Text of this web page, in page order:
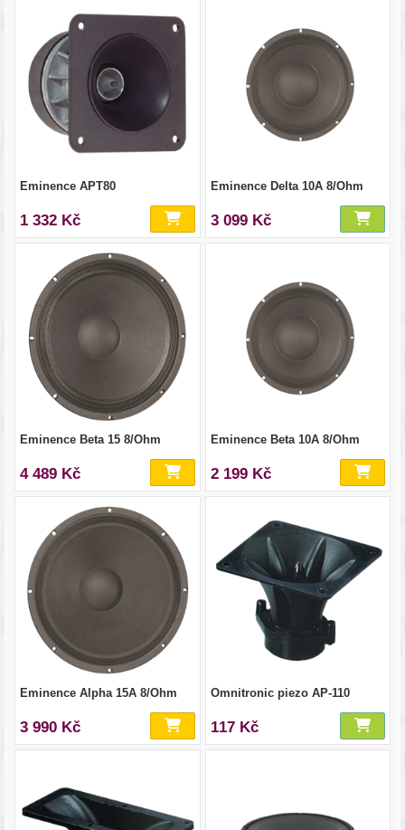
Eminence APT80
1 332 Kč
Eminence Delta 10A 8/Ohm
3 099 Kč
Eminence Beta 15 8/Ohm
4 489 Kč
Eminence Beta 10A 8/Ohm
2 199 Kč
Eminence Alpha 15A 8/Ohm
3 990 Kč
Omnitronic piezo AP-110
117 Kč